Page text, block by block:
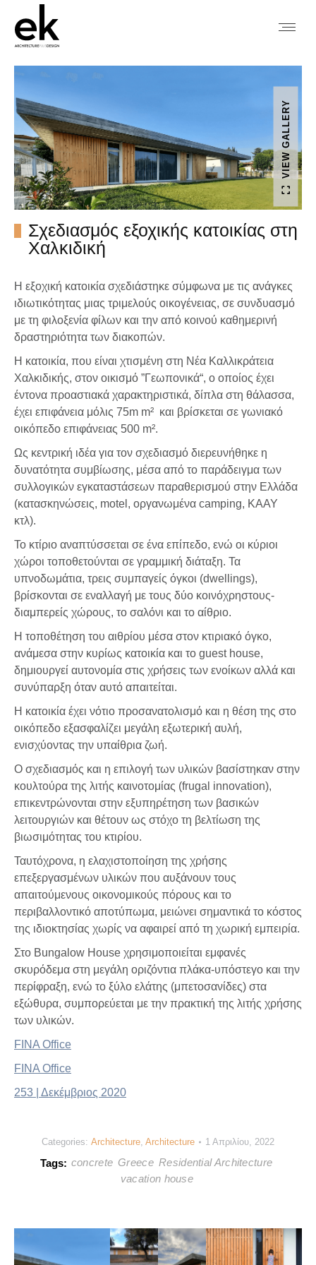
VIEW GALLERY
Σχεδιασμός εξοχικής κατοικίας στη
Χαλκιδική
Η εξοχική κατοικία σχεδιάστηκε σύμφωνα με τις ανάγκες
ιδιωτικότητας μιας τριμελούς οικογένειας, σε συνδυασμό
με τη φιλοξενία φίλων και την από κοινού καθημερινή
δραστηριότητα των διακοπών.
Η κατοικία, που είναι χτισμένη στη Νέα Καλλικράτεια
Χαλκιδικής, στον οικισμό ”Γεωπονικά“, ο οποίος έχει
έντονα προαστιακά χαρακτηριστικά, δίπλα στη θάλασσα,
έχει επιφάνεια μόλις 75m m² και βρίσκεται σε γωνιακό
οικόπεδο επιφάνειας 500 m².
Ως κεντρική ιδέα για τον σχεδιασμό διερευνήθηκε η
δυνατότητα συμβίωσης, μέσα από το παράδειγμα των
συλλογικών εγκαταστάσεων παραθερισμού στην Ελλάδα
(κατασκηνώσεις, motel, οργανωμένα camping, KAAY
κτλ).
Το κτίριο αναπτύσσεται σε ένα επίπεδο, ενώ οι κύριοι
χώροι τοποθετούνται σε γραμμική διάταξη. Τα
υπνοδωμάτια, τρεις συμπαγείς όγκοι (dwellings),
βρίσκονται σε εναλλαγή με τους δύο κοινόχρηστους-
διαμπερείς χώρους, το σαλόνι και το αίθριο.
Η τοποθέτηση του αιθρίου μέσα στον κτιριακό όγκο,
ανάμεσα στην κυρίως κατοικία και το guest house,
δημιουργεί αυτονομία στις χρήσεις των ενοίκων αλλά και
συνύπαρξη όταν αυτό απαιτείται.
Η κατοικία έχει νότιο προσανατολισμό και η θέση της στο
οικόπεδο εξασφαλίζει μεγάλη εξωτερική αυλή,
ενισχύοντας την υπαίθρια ζωή.
Ο σχεδιασμός και η επιλογή των υλικών βασίστηκαν στην
κουλτούρα της λιτής καινοτομίας (frugal innovation),
επικεντρώνονται στην εξυπηρέτηση των βασικών
λειτουργιών και θέτουν ως στόχο τη βελτίωση της
βιωσιμότητας του κτιρίου.
Ταυτόχρονα, η ελαχιστοποίηση της χρήσης
επεξεργασμένων υλικών που αυξάνουν τους
απαιτούμενους οικονομικούς πόρους και το
περιβαλλοντικό αποτύπωμα, μειώνει σημαντικά το κόστος
της ιδιοκτησίας χωρίς να αφαιρεί από τη χωρική εμπειρία.
Στο Bungalow House χρησιμοποιείται εμφανές
σκυρόδεμα στη μεγάλη οριζόντια πλάκα-υπόστεγο και την
περίφραξη, ενώ το ξύλο ελάτης (μπετοσανίδες) στα
εξώθυρα, συμπορεύεται με την πρακτική της λιτής χρήσης
των υλικών.
FINA Office
FINA Office
253 | Δεκέμβριος 2020
Categories: Architecture Architecture 1 Απριλίου, 2022
Tags: concrete Greece Residential Architecture
vacation house